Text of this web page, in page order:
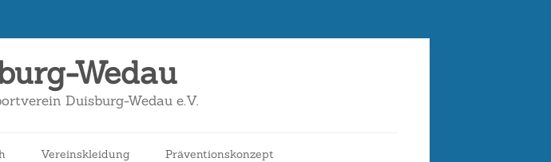
Wedau
Duisburg-Wedau e.V.
InhaltVereinskleidung Präventionskonzept